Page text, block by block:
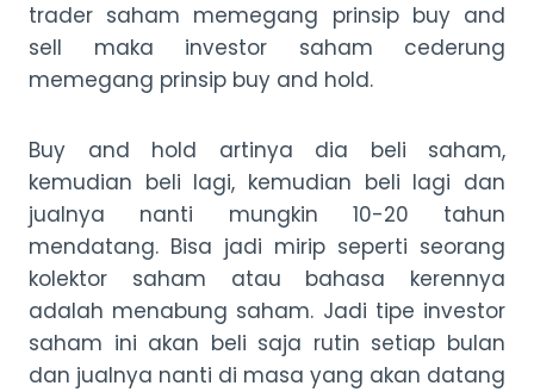
trader saham memegang prinsip buy and
sell maka investor saham cederung
memegang prinsip buy and hold.
Buy and hold artinya dia beli saham,
kemudian beli lagi, kemudian beli lagi dan
jualnya nanti mungkin 10-20 tahun
mendatang. Bisa jadi mirip seperti seorang
kolektor saham atau bahasa kerennya
adalah menabung saham. Jadi tipe investor
saham ini akan beli saja rutin setiap bulan
dan jualnya nanti di masa yang akan datang